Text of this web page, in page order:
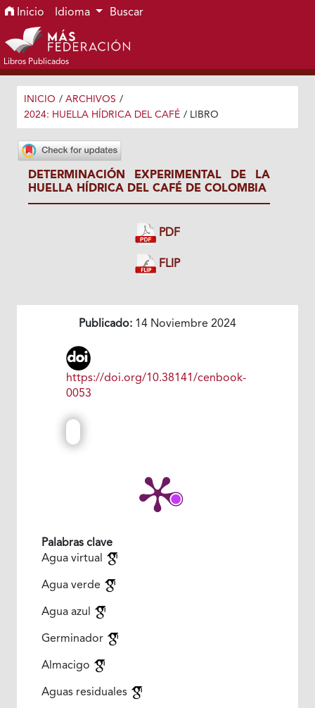
Ir al menú de navegación principal
Ir al contenido principal
Ir al pie de página del sitio
Inicio Idioma Buscar
Libros Publicados
INICIO / ARCHIVOS /
2024: HUELLA HÍDRICA DEL CAFÉ / LIBRO
DETERMINACIÓN EXPERIMENTAL DE LA
HUELLA HÍDRICA DEL CAFÉ DE COLOMBIA
PDF
FLIP
Publicado: 14 Noviembre 2024
https://doi.org/10.38141/cenbook-
0053
Palabras clave
Agua virtual
Agua verde
Agua azul
Germinador
Almacigo
Aguas residuales